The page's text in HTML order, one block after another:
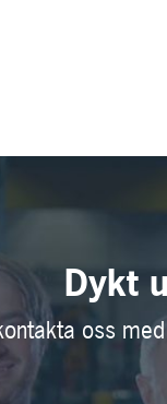
Dykt
oss